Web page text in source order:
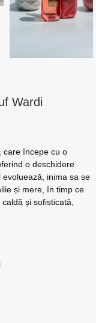
Wardi
care începe cu o
o deschidere
inima sa se
și mere, în timp ce
și sofisticată,